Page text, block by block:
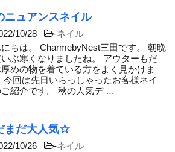
ニュアンスネイル
10/28 -ネイル
にちは。 CharmebyNest三田です。 朝晩
ぶ寒くなりましたね。 アウターもだ
めの物を着ている方をよく見かけま
今回は先日いらっしゃったお客様ネイ
ご紹介です。 秋の人気デ …
まだ大人気☆
10/26 -ネイル